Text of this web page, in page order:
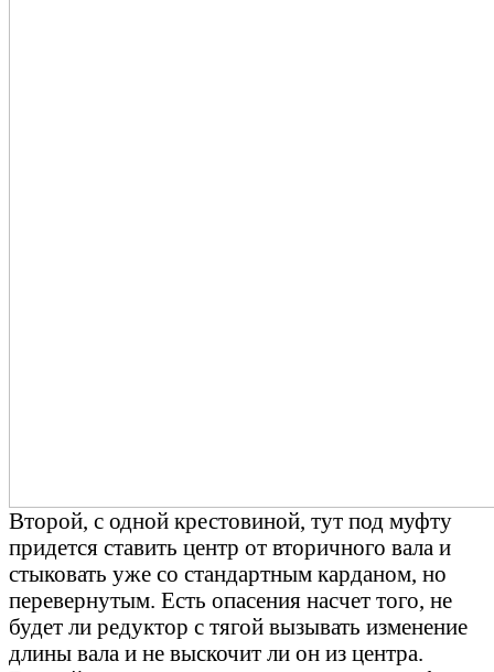
Второй, с одной крестовиной, тут под муфту
придется ставить центр от вторичного вала и
стыковать уже со стандартным карданом, но
перевернутым. Есть опасения насчет того, не
будет ли редуктор с тягой вызывать изменение
длины вала и не выскочит ли он из центра.